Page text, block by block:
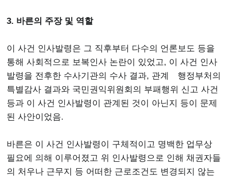
3. 바른의 주장 및 역할
이 사건 인사발령은 그 직후부터 다수의 언론보도 등을
통해 사회적으로 보복인사 논란이 있었고, 이 사건 인사
발령을 전후한 수사기관의 수사 결과, 관계 행정부처의
특별감사 결과와 국민권익위원회의 부패행위 신고 사건
등과 이 사건 인사발령이 관계된 것이 아닌지 등이 문제
된 사안이었음.
바른은 이 사건 인사발령이 구체적이고 명백한 업무상
필요에 의해 이루어졌고 위 인사발령으로 인해 채권자들
의 처우나 근무지 등 어떠한 근로조건도 변경되지 않는